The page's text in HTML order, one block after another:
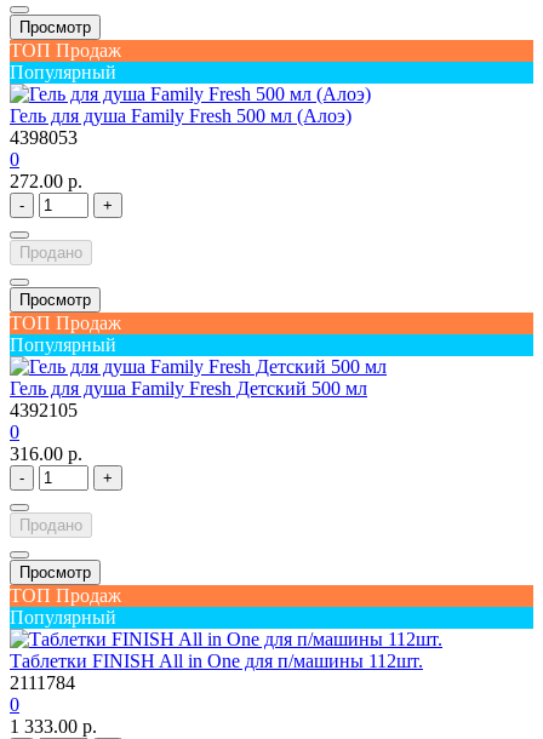
Просмотр
ТОП Продаж
Популярный
Гель для душа Family Fresh 500 мл (Алоэ)
4398053
0
272.00 р.
- +
Продано
Просмотр
ТОП Продаж
Популярный
Гель для душа Family Fresh Детский 500 мл
4392105
0
316.00 р.
- +
Продано
Просмотр
ТОП Продаж
Популярный
Таблетки FINISH All in One для п/машины 112шт.
2111784
0
1 333.00 р.